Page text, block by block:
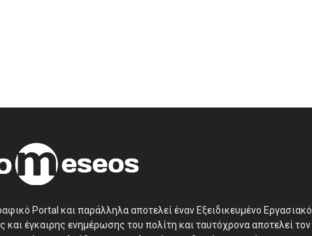
Portal και παράλληλα αποτελεί έναν Εξειδικευμένο Εργασιακό
έγκαιρης ενημέρωσης του πολίτη και ταυτόχρονα αποτελεί τον